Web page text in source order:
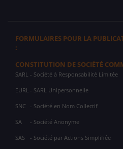
FORMULAIRES POUR LA
:
CONSTITUTION DE SOCIÉTÉ
SARL - Société à Responsabilité Limitée
EURL - SARL Unipersonnelle
SNC - Société en Nom Collectif
SA - Société Anonyme
SAS - Société par Actions Simplifiée